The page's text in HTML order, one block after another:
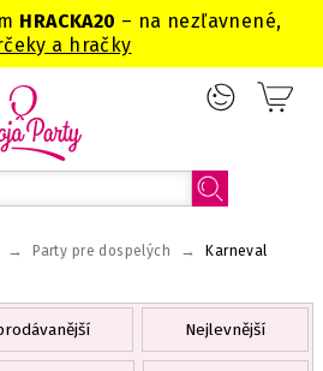
HRACKA20 – na nezľavnené,
a hračky
→ Party pre dospelých → Karneval
Nejlevnější